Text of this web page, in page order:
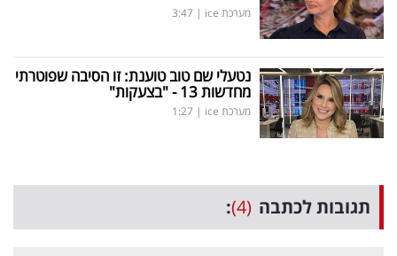
מערכת ice |
3:47
נטעלי שם טוב טוענת: זו הסיבה שפוטרתי
מחדשות 13 - "בצעקות"
מערכת ice |
1:27
תגובות לכתבה (4)
: